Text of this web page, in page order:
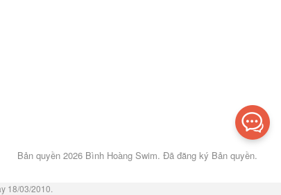
Bản quyền 2026 Bình Hoàng Swim. Đã đăng ký Bản quyền.
18/03/2010.